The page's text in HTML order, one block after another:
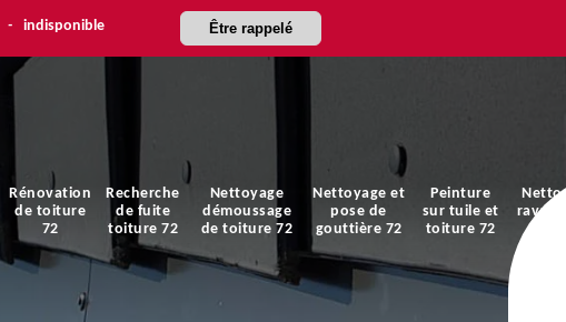
- indisponible Être rappelé
Rénovation
de toiture
72
Recherche
de fuite
toiture 72
Nettoyage
démoussage
de toiture 72
Nettoyage et
pose de
gouttière 72
Peinture
sur tuile et
toiture 72